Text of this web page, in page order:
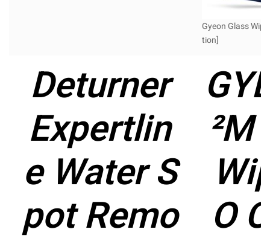
Gyeon Glass
tion]
Deturner
Expertlin
e Water S
pot Remo
²M
O